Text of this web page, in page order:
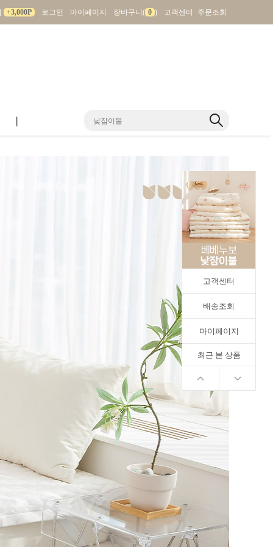
+3,000P 로그인 마이페이지 장바구니( 0 ) 고객센터 주문조회
|
고객센터
배송조회
마이페이지
최근 본 상품